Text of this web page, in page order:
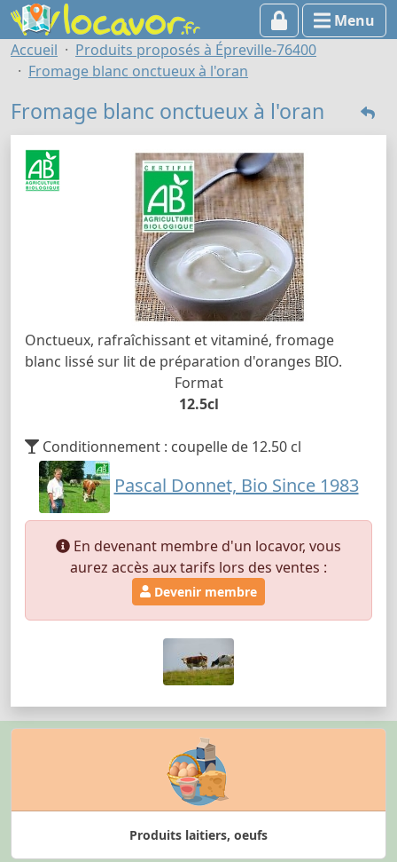
Menu
Accueil
Produits proposés à Épreville-76400
Fromage blanc onctueux à l'oran
Fromage blanc onctueux à l'oran
Onctueux, rafraîchissant et vitaminé, fromage
blanc lissé sur lit de préparation d'oranges BIO.
Format
12.5cl
Conditionnement : coupelle de 12.50 cl
Pascal Donnet, Bio Since 1983
En devenant membre d'un locavor, vous
aurez accès aux tarifs lors des ventes :
Devenir membre
Produits laitiers, oeufs